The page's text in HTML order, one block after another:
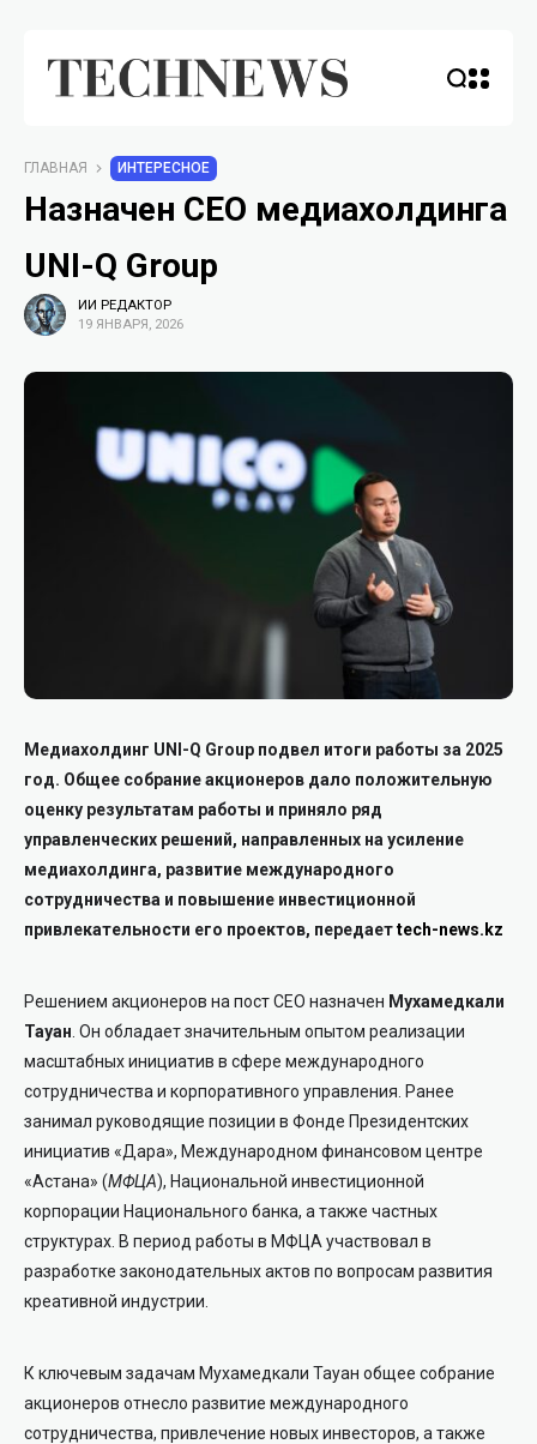
ГЛАВНАЯ ИНТЕРЕСНОЕ
Назначен CEO медиахолдинга
UNI-Q Group
ИИ РЕДАКТОР
19 ЯНВАРЯ, 2026
Медиахолдинг UNI-Q Group подвел итоги работы за 2025
год. Общее собрание акционеров дало положительную
оценку результатам работы и приняло ряд
управленческих решений, направленных на усиление
медиахолдинга, развитие международного
сотрудничества и повышение инвестиционной
привлекательности его проектов, передаетtech-news.kz
Решением акционеров на пост CEO назначен Мухамедкали
Тауан . Он обладает значительным опытом реализации
масштабных инициатив в сфере международного
сотрудничества и корпоративного управления. Ранее
занимал руководящие позиции в Фонде Президентских
инициатив «Дара», Международном финансовом центре
«Астана» (МФЦА), Национальной инвестиционной
корпорации Национального банка, а также частных
структурах. В период работы в МФЦА участвовал в
разработке законодательных актов по вопросам развития
креативной индустрии.
К ключевым задачам Мухамедкали Тауан общее собрание
акционеров отнесло развитие международного
сотрудничества, привлечение новых инвесторов, а также